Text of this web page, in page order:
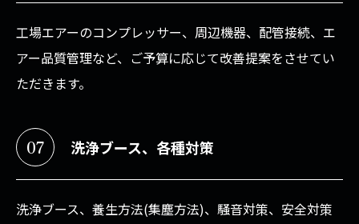
工場エアーのコンプレッサー、周辺機器、配管接続、エ
アー品質管理など、ご予算に応じて改善提案をさせてい
ただきます。
07 洗浄ブース、各種対策
洗浄ブース、養生方法(集塵方法)、騒音対策、安全対策